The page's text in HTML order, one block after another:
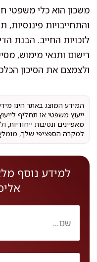
משכון הוא כלי משפטי
והתחייבויות פיננסיות,
לזכויות החייב. הבנת
רישום ותנאי מימוש,
ולצמצם את הסיכון
המידע המוצג באתר הינו
ייעוץ משפטי או תחליף
מאפיינים ונסיבות
למקרה הספציפי שלך, מומלץ
למידע נוסף